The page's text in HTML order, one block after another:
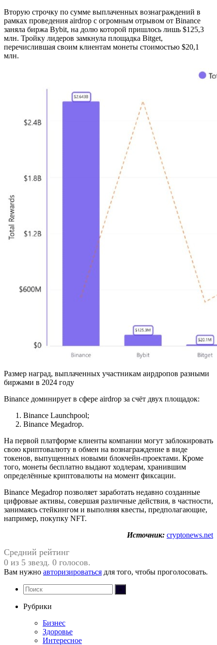
Вторую строчку по сумме выплаченных вознаграждений в
рамках проведения airdrop с огромным отрывом от Binance
заняла биржа Bybit, на долю которой пришлось лишь $125,3
млн. Тройку лидеров замкнула площадка Bitget,
перечислившая своим клиентам монеты стоимостью $20,1
млн.
Размер наград, выплаченных участникам аирдропов разными
биржами в 2024 году
Binance доминирует в сфере airdrop за счёт двух площадок:
Binance Launchpool;
Binance Megadrop.
На первой платформе клиенты компании могут заблокировать
свою криптовалюту в обмен на вознаграждение в виде
токенов, выпущенных новыми блокчейн-проектами. Кроме
того, монеты бесплатно выдают ходлерам, хранившим
определённые криптовалюты на момент фиксации.
Binance Megadrop позволяет заработать недавно созданные
цифровые активы, совершая различные действия, в частности,
занимаясь стейкингом и выполняя квесты, предполагающие,
например, покупку NFT.
Источник: cryptonews.net
Средний рейтинг
0 из 5 звезд. 0 голосов.
Вам нужно авторизироваться для того, чтобы проголосовать.
Рубрики
Бизнес
Здоровье
Интересное